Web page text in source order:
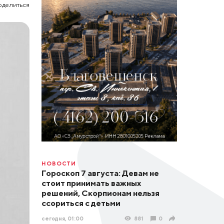
НОВОСТИ
Гороскоп 7 августа: Девам не
стоит принимать важных
решений, Скорпионам нельзя
ссориться с детьми
сегодня, 01:00 881 0